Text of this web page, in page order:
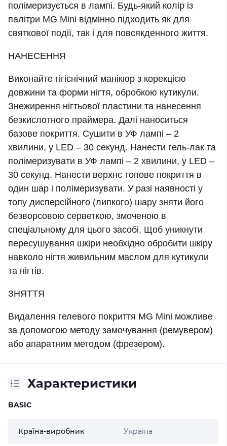
полімеризується в лампі. Будь-який колір із
палітри MG Mini відмінно підходить як для
святкової події, так і для повсякденного життя.
НАНЕСЕННЯ
Виконайте гігієнічний манікюр з корекцією
довжини та форми нігтя, обробкою кутикули.
Знежирення нігтьової пластини та нанесення
безкислотного праймера. Далі наноситься
базове покриття. Сушити в УФ лампі – 2
хвилини, у LED – 30 секунд. Нанести гель-лак та
полімеризувати в УФ лампі – 2 хвилини, у LED –
30 секунд. Нанести верхнє топове покриття в
один шар і полімеризувати. У разі наявності у
топу дисперсійного (липкого) шару зняти його
безворсовою серветкою, змоченою в
спеціальному для цього засобі. Щоб уникнути
пересушування шкіри необхідно обробити шкіру
навколо нігтя живильним маслом для кутикули
та нігтів.
ЗНЯТТЯ
Видалення гелевого покриття MG Mini можливе
за допомогою методу замочування (ремувером)
або апаратним методом (фрезером).
Характеристики
BASIC
Країна-виробник Україна